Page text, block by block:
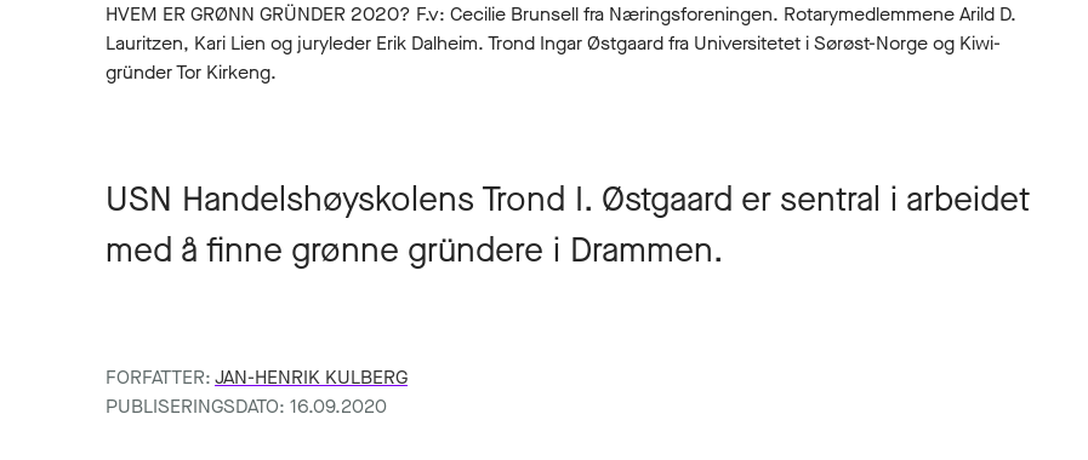
HVEM ER GRØNN GRÜNDER 2020? F.v: Cecilie Brunsell fra Næringsforeningen. Rotarymedlemmene Arild D.
Lauritzen, Kari Lien og juryleder Erik Dalheim. Trond Ingar Østgaard fra Universitetet i Sørøst-Norge og Kiwi-
gründer Tor Kirkeng.
USN Handelshøyskolens Trond I. Østgaard er sentral i arbeidet
med å finne grønne gründere i Drammen.
FORFATTER:JAN-HENRIK KULBERG
PUBLISERINGSDATO: 16.09.2020